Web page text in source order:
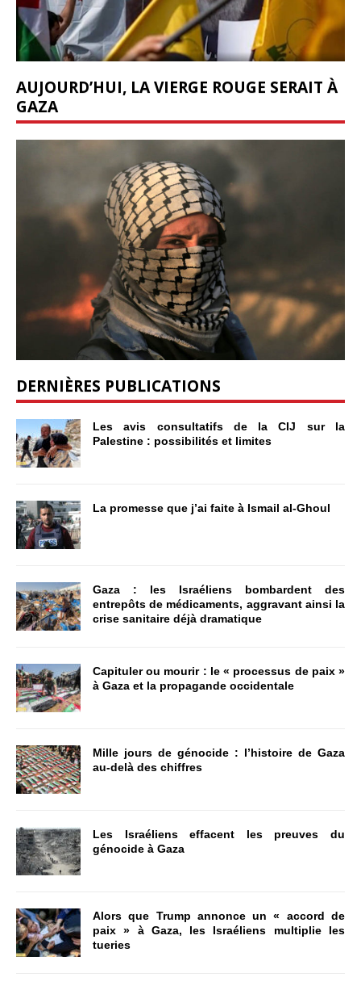
AUJOURD’HUI, LA VIERGE ROUGE SERAIT À
GAZA
DERNIÈRES PUBLICATIONS
Les avis consultatifs de la CIJ sur la
Palestine : possibilités et limites
La promesse que j’ai faite à Ismail al-Ghoul
Gaza : les Israéliens bombardent des
entrepôts de médicaments, aggravant ainsi la
crise sanitaire déjà dramatique
Capituler ou mourir : le « processus de paix »
à Gaza et la propagande occidentale
Mille jours de génocide : l’histoire de Gaza
au-delà des chiffres
Les Israéliens effacent les preuves du
génocide à Gaza
Alors que Trump annonce un « accord de
paix » à Gaza, les Israéliens multiplie les
tueries